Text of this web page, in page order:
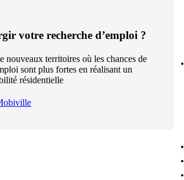
votre recherche d’emploi ?
nouveaux territoires où les chances de
sont plus fortes en réalisant un
résidentielle